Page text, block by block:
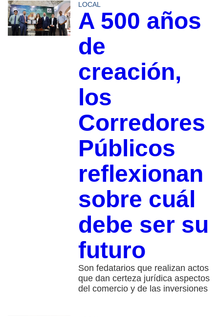
LOCAL
A 500 años
de
creación,
los
Corredores
Públicos
reflexionan
sobre cuál
debe ser su
futuro
Son fedatarios que realizan actos
que dan certeza jurídica aspectos
del comercio y de las inversiones